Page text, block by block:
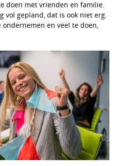
doen met vrienden en familie.
vol gepland, dat is ook niet erg.
en veel te doen,